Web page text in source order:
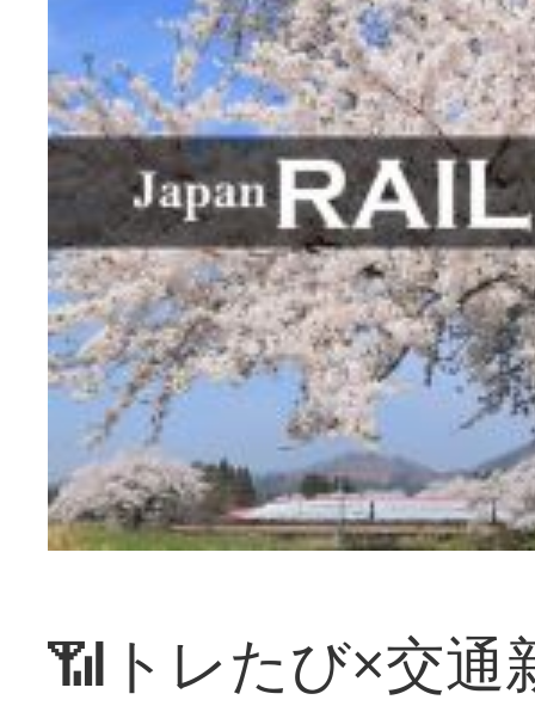
📶トレたび×交通